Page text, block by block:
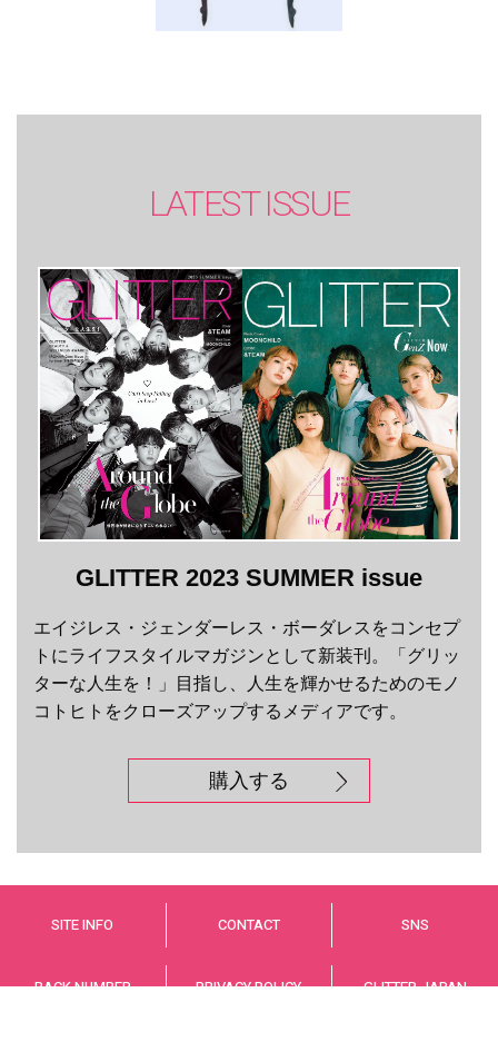
LATEST ISSUE
GLITTER 2023 SUMMER issue
エイジレス・ジェンダーレス・ボーダレスをコンセプ
トにライフスタイルマガジンとして新装刊。「グリッ
ターな人生を！」目指し、人生を輝かせるためのモノ
コトヒトをクローズアップするメディアです。
購入する
SITE INFO CONTACT SNS
BACK NUMBER PRIVACY POLICY GLITTER JAPAN